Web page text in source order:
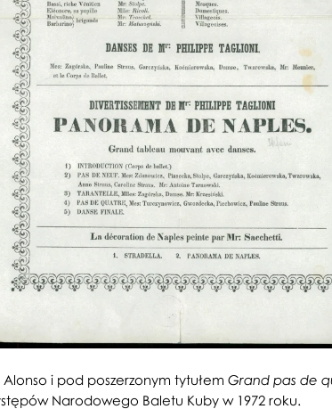
i pod poszerzonym tytułem Grand pas de
Narodowego Baletu Kuby w 1972 roku.